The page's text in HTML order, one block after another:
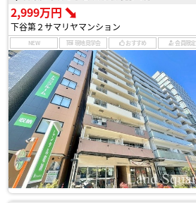
2,999万円
下谷第２サマリヤマンション
NEW 現地見学会 おすすめ 会員限定